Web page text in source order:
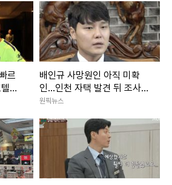
르
에
배인규 사망원인 아직 미확
인...인천 자택 발견 뒤 조사
진행
원픽뉴스